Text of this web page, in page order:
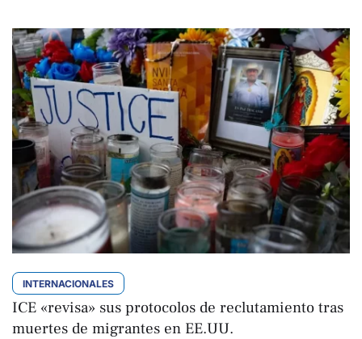
INTERNACIONALES
ICE «revisa» sus protocolos de reclutamiento tras
muertes de migrantes en EE.UU.